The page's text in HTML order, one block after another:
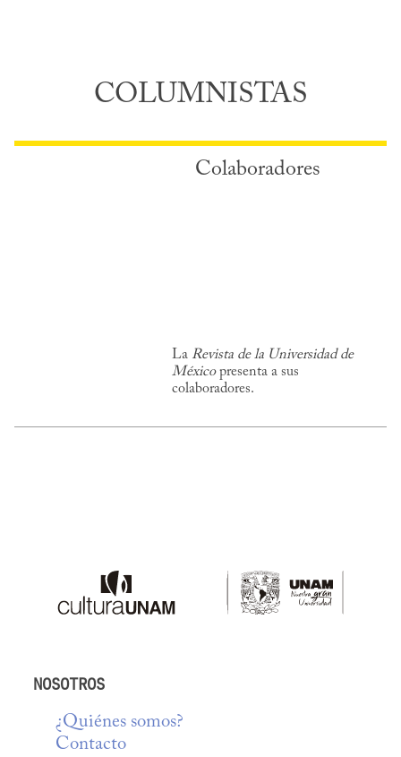
COLUMNISTAS
Colaboradores
La Revista de la Universidad de
Méxicopresenta a sus
colaboradores.
NOSOTROS
¿Quiénes somos?
Contacto